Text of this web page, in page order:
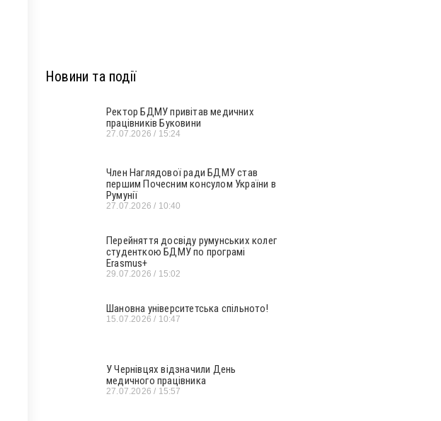
Новини та події
Ректор БДМУ привітав медичних
працівників Буковини
27.07.2026 15:24
Член Наглядової ради БДМУ став
першим Почесним консулом України в
Румунії
27.07.2026 10:40
Перейняття досвіду румунських колег
студенткою БДМУ по програмі
Erasmus+
29.07.2026 15:02
Шановна університетська спільното!
15.07.2026 10:47
У Чернівцях відзначили День
медичного працівника
27.07.2026 15:57